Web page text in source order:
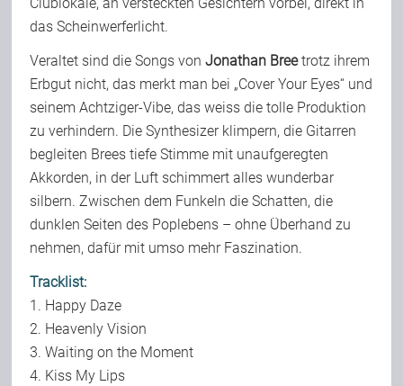
das Scheinwerferlicht.
Veraltet sind die Songs vonJonathan Breetrotz ihrem
Erbgut nicht, das merkt man bei „Cover Your Eyes“ und
seinem Achtziger-Vibe, das weiss die tolle Produktion
zu verhindern. Die Synthesizer klimpern, die Gitarren
begleiten Brees tiefe Stimme mit unaufgeregten
Akkorden, in der Luft schimmert alles wunderbar
silbern. Zwischen dem Funkeln die Schatten, die
dunklen Seiten des Poplebens – ohne Überhand zu
nehmen, dafür mit umso mehr Faszination.
Tracklist:
1. Happy Daze
2. Heavenly Vision
3. Waiting on the Moment
4. Kiss My Lips